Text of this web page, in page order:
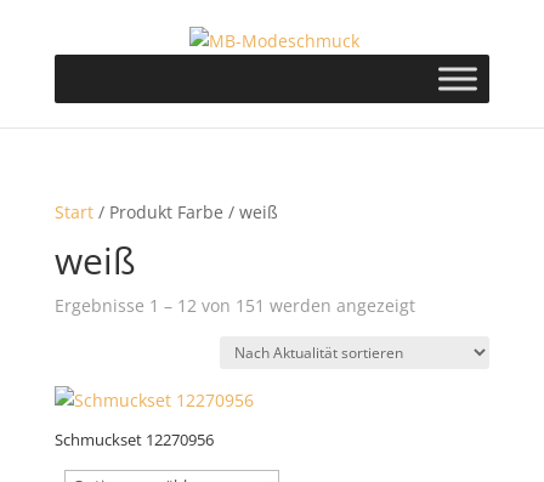
Start/ Produkt Farbe / weiß
weiß
Ergebnisse 1 – 12 von 151 werden angezeigtNach
Schmuckset 12270956